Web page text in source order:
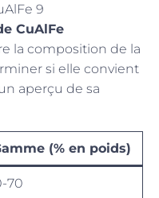
9
CuAlFe
la composition de la
si elle convient
aperçu de sa
(% en poids)
70